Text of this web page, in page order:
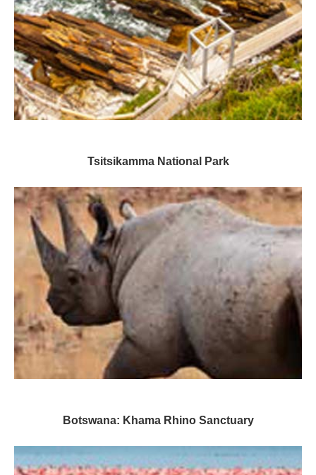
Tsitsikamma National Park
Botswana: Khama Rhino Sanctuary